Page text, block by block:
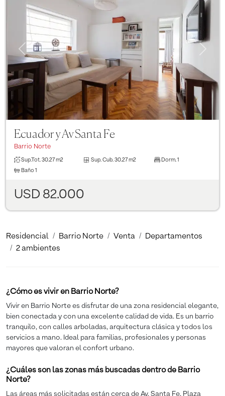
Previous Next
Ecuador y Av Santa Fe
Barrio Norte
Sup.Tot.30.27 m2 Sup. Cub. 30.27 m2 Dorm. 1
Baño 1
USD 82.000
Residencial Barrio Norte Venta
Departamentos
2 ambientes
¿Cómo es vivir en Barrio Norte?
Vivir en Barrio Norte es disfrutar de una zona residencial elegante,
bien conectada y con una excelente calidad de vida. Es un barrio
tranquilo, con calles arboladas, arquitectura clásica y todos los
servicios a mano. Ideal para familias, profesionales y personas
mayores que valoran el confort urbano.
¿Cuáles son las zonas más buscadas dentro de Barrio
Norte?
Las áreas más solicitadas están cerca de Av. Santa Fe, Plaza